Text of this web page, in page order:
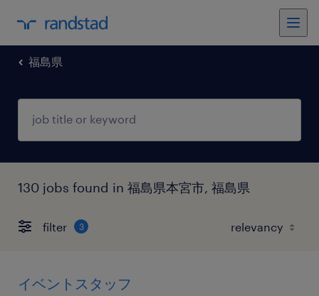
福島県
130 jobs found in 福島県本宮市, 福島県
filter 3
イベントスタッフ